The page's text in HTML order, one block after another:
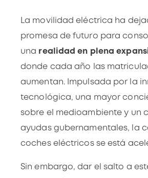
La movilidad eléctrica ha
promesa de futuro para
una realidad en plena
donde cada año las
aumentan. Impulsada por la
tecnológica, una mayor
sobre el medioambiente y un
ayudas gubernamentales, la
coches eléctricos se está
Sin embargo, dar el salto a